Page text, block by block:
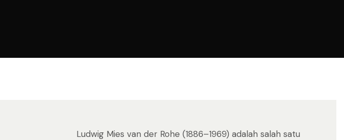
Ludwig Mies van der Rohe (1886–1969) adalah salah satu